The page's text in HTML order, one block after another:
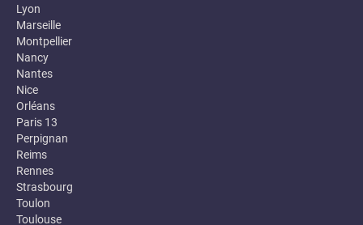
Lyon
Marseille
Montpellier
Nancy
Nantes
Nice
Orléans
Paris 13
Perpignan
Reims
Rennes
Strasbourg
Toulon
Toulouse